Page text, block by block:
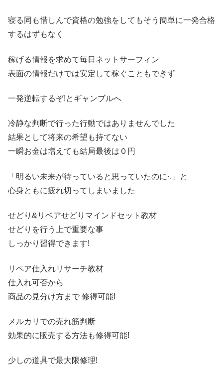
寝る同も惜しんで資格の勉強をしてもそう簡単に一発合格
するはずもなく
稼げる情報を求めて毎日ネットサーフィン
表面の情報だけでは安定して稼ぐこともできず
一発逆転するぞ!とギャンブルへ
冷静な判断で行った行動ではありませんでした
結果として将来の希望も持てない
一瞬お金は増えても結局最後は０円
「明るい未来が待っていると思っていたのに·.」と
心身ともに疲れ切ってしまいました
せどり&リベアせどりマインドセット教材
せどりを行う上で重要な事
しっかり習得できます!
リペア仕入れリサーチ教材
仕入れ可否から
商品の見分け方まで 修得可能!
メルカリでの売れ筋判断
効果的に販売する方法も修得可能!
少しの道具で最大限修理!